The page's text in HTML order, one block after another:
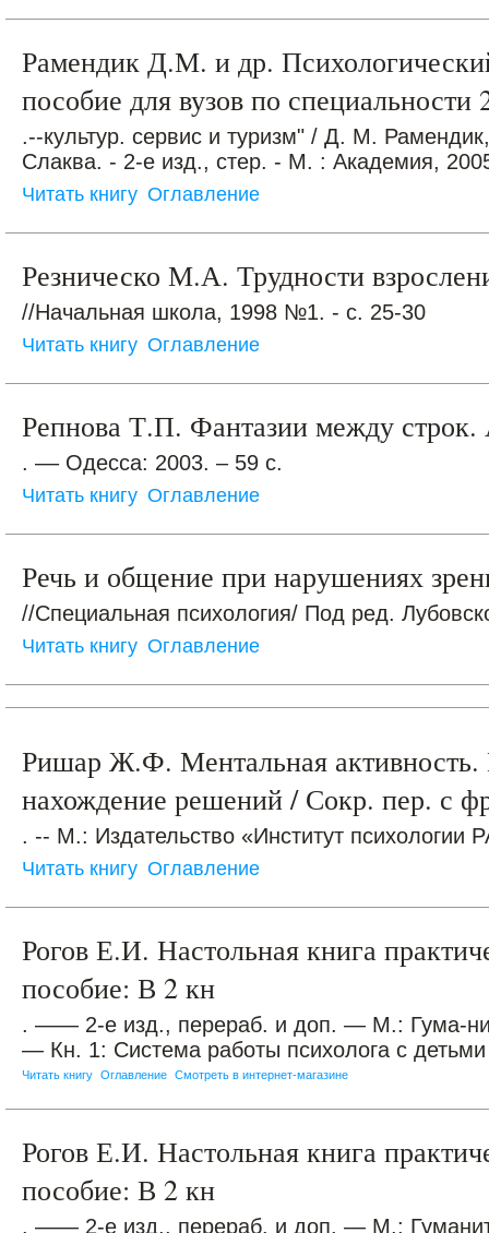
Рамендик Д.М. и др.
пособие для вузов по
.--культур. сервис и туризм" / Д. М.
Слаква. - 2-е изд., стер. - М. : Академия,
Читать книгу Оглавление
Резническо М.А. Трудности
//Начальная школа, 1998 №1. - с. 25-30
Читать книгу Оглавление
Репнова Т.П. Фантазии между строк.
. –– Одесса: 2003. – 59 с.
Читать книгу Оглавление
Речь и общение при нарушениях
//Специальная психология/ Под ред.
Читать книгу Оглавление
Ришар Ж.Ф. Ментальная
нахождение решений / Сокр. пер. с
. -- М.: Издательство «Институт психологии
Читать книгу Оглавление
Рогов Е.И. Настольная книга
пособие: В 2 кн
. —— 2-е изд., перераб. и доп. — М.: Гума-
— Кн. 1: Система работы психолога с
Читать книгу Оглавление Смотреть в интернет-магазине
Рогов Е.И. Настольная книга
пособие: В 2 кн
. —— 2-е изд., перераб. и доп. — М.: